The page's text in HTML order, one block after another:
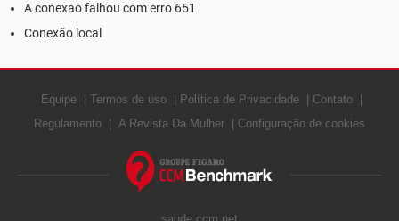
A conexao falhou com erro 651
Conexão local
Equipe Termos de uso Política de Privacidade
Contato
Regulamento
A Revista Da Mulher Configuração de cookies